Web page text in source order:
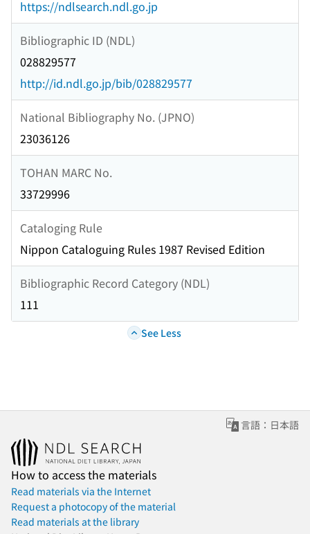
https://ndlsearch.ndl.go.jp
Bibliographic ID (NDL)
028829577
http://id.ndl.go.jp/bib/028829577
National Bibliography No. (JPNO)
23036126
TOHAN MARC No.
33729996
Cataloging Rule
Nippon Cataloguing Rules 1987 Revised Edition
Bibliographic Record Category (NDL)
111
See Less
言語：日本語
How to access the materials
Read materials via the Internet
Request a photocopy of the material
Read materials at the library